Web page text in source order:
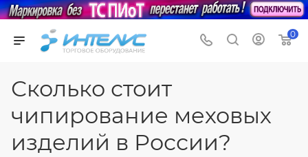
0
Сколько стоит
чипирование меховых
изделий в России?